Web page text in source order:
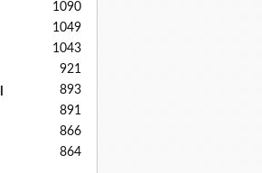
1090
1049
1043
921
893
891
866
864